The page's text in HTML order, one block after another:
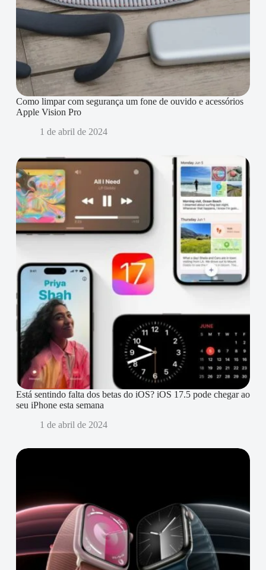
Como limpar com segurança um fone de ouvido e acessórios
Apple Vision Pro
1 de abril de 2024
Está sentindo falta dos betas do iOS? iOS 17.5 pode chegar ao
seu iPhone esta semana
1 de abril de 2024